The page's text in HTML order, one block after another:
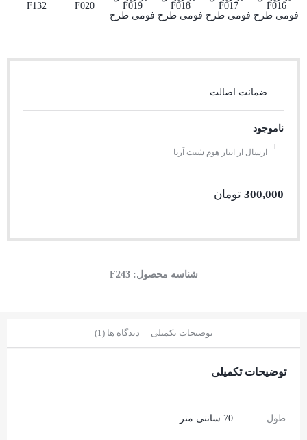
ضمانت اصالت
ناموجود
ارسال از انبار هوم شیت آریا
300,000 تومان
شناسه محصول:F243
توضیحات تکمیلی دیدگاه ها (1)
توضیحات تکمیلی
طول 70 سانتی متر